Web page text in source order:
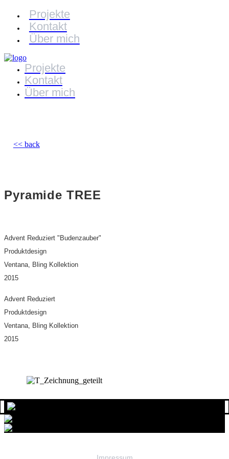
Projekte
Kontakt
Über mich
Projekte
Kontakt
Über mich
<< back
Pyramide TREE
Advent Reduziert "Budenzauber"
Produktdesign
Ventana, Bling Kollektion
2015
Advent Reduziert
Produktdesign
Ventana, Bling Kollektion
2015
Impressum